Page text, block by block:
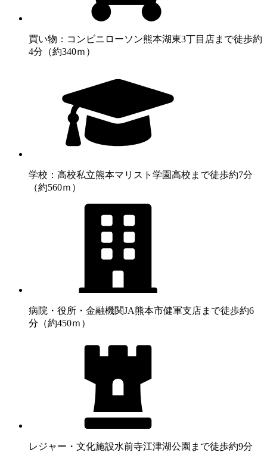
買い物：コンビニ ローソン熊本湖東3丁目店まで徒歩約
4分（約340ｍ）
学校：高校私立熊本マリスト学園高校まで徒歩約7分
（約560ｍ）
病院・役所・金融機関JA熊本市健軍支店まで徒歩約6
分（約450ｍ）
レジャー・文化施設水前寺江津湖公園まで徒歩約9分